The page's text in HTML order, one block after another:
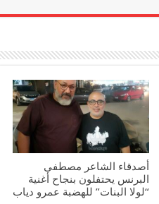
أصدقاء الشاعر مصطفى
البرنس يحتفلون بنجاح أغنية
“لولا البنات” للهضبة عمرو دياب